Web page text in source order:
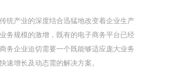
统产业的深度结合迅猛地改变着企业生产
务规模的激增，既有的电子商务平台已经
务企业迫切需要一个既能够适应庞大业务
速增长及动态需的解决方案。